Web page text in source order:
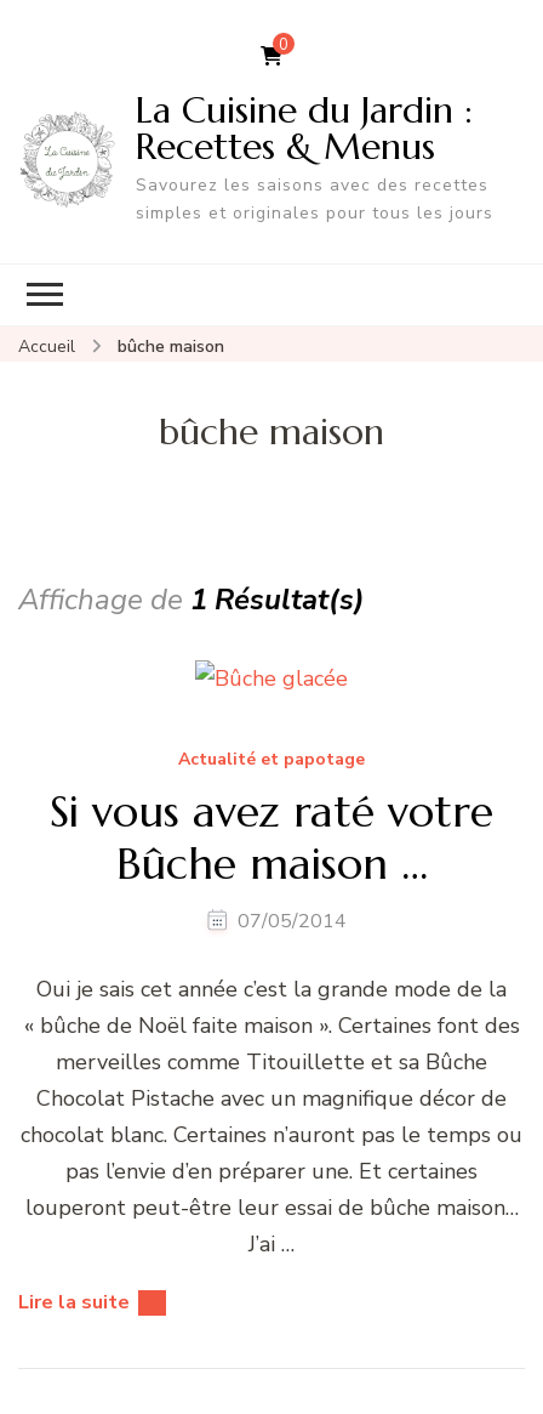
0
La Cuisine du Jardin :
Recettes & Menus
Savourez les saisons avec des recettes
simples et originales pour tous les jours
Accueil bûche maison
bûche maison
Affichage de 1 Résultat(s)
Actualité et papotage
Si vous avez raté votre
Bûche maison …
07/05/2014
Oui je sais cet année c’est la grande mode de la
« bûche de Noël faite maison ». Certaines font des
merveilles comme Titouillette et sa Bûche
Chocolat Pistache avec un magnifique décor de
chocolat blanc. Certaines n’auront pas le temps ou
pas l’envie d’en préparer une. Et certaines
louperont peut-être leur essai de bûche maison…
J’ai …
Lire la suite